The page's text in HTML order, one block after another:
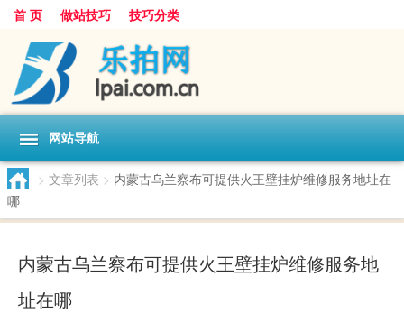
首 页 做站技巧 技巧分类
网站导航
> 文章列表 > 内蒙古乌兰察布可提供火王壁挂炉维修服务地址在
哪
内蒙古乌兰察布可提供火王壁挂炉维修服务地
址在哪